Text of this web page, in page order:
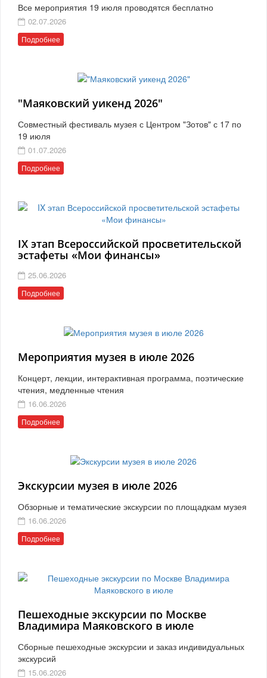
Все мероприятия 19 июля проводятся бесплатно
02.07.2026
Подробнее
"Маяковский уикенд 2026"
Совместный фестиваль музея с Центром "Зотов" с 17 по
19 июля
01.07.2026
Подробнее
IX этап Всероссийской просветительской
эстафеты «Мои финансы»
25.06.2026
Подробнее
Мероприятия музея в июле 2026
Концерт, лекции, интерактивная программа, поэтические
чтения, медленные чтения
16.06.2026
Подробнее
Экскурсии музея в июле 2026
Обзорные и тематические экскурсии по площадкам музея
16.06.2026
Подробнее
Пешеходные экскурсии по Москве
Владимира Маяковского в июле
Сборные пешеходные экскурсии и заказ индивидуальных
экскурсий
15.06.2026